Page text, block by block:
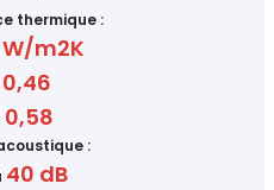
thermique :
W/m2K
0,46
0,58
:
40 dB